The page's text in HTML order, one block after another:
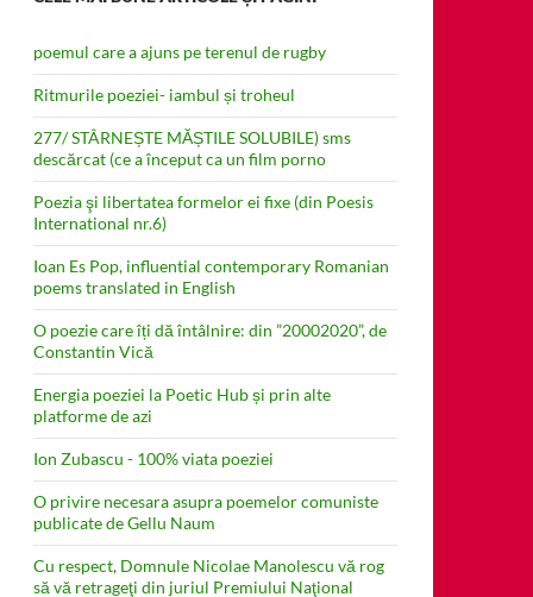
poemul care a ajuns pe terenul de rugby
Ritmurile poeziei- iambul și troheul
277/ STÂRNEȘTE MĂȘTILE SOLUBILE) sms
descărcat (ce a început ca un film porno
Poezia şi libertatea formelor ei fixe (din Poesis
International nr.6)
Ioan Es Pop, influential contemporary Romanian
poems translated in English
O poezie care îți dă întâlnire: din ”20002020”, de
Constantin Vică
Energia poeziei la Poetic Hub și prin alte
platforme de azi
Ion Zubascu - 100% viata poeziei
O privire necesara asupra poemelor comuniste
publicate de Gellu Naum
Cu respect, Domnule Nicolae Manolescu vă rog
să vă retrageţi din juriul Premiului Naţional